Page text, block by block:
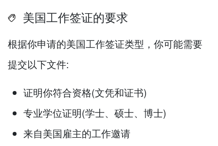
美国工作签证的要求
根据你申请的美国工作签证类型，你可能需要
提交以下文件:
证明你符合资格(文凭和证书)
专业学位证明(学士、硕士、博士)
来自美国雇主的工作邀请